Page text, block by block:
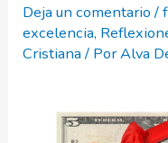
Deja un comentario /
excelencia,
Cristiana / PorAlva